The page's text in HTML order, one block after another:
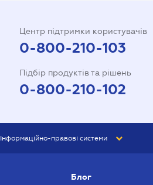
інтересів в суді
Довіреність на реєстрацію
майном
Договір купівлі-продажу
Центр підтримки користувачів
0-800-210-103
Підбір продуктів та рішень
0-800-210-102
Інформаційно-правові системи
Блог